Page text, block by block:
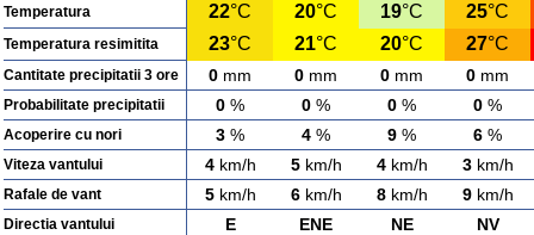
Temperatura 22°C 20°C 19°C 25°C
Temperatura resimitita 23°C 21°C 20°C 27°C
Cantitate precipitatii 3 ore 0 mm 0 mm 0 mm 0 mm
Probabilitate precipitatii 0 % 0 % 0 % 0 %
Acoperire cu nori 3 % 4 % 9 % 6 %
Viteza vantului 4km/h 5km/h 4km/h 3km/h
Rafale de vant 5km/h 6km/h 8km/h 9km/h
Directia vantului E ENE NE NV